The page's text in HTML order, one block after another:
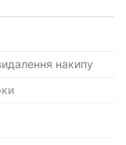
накипу